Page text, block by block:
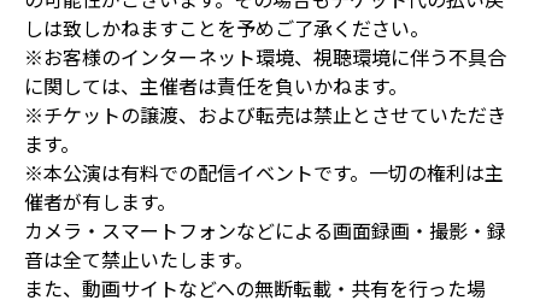
しは致しかねますことを予めご了承ください。
※お客様のインターネット環境、視聴環境に伴う不具合
に関しては、主催者は責任を負いかねます。
※チケットの譲渡、および転売は禁止とさせていただき
ます。
※本公演は有料での配信イベントです。一切の権利は主
催者が有します。
カメラ・スマートフォンなどによる画面録画・撮影・録
音は全て禁止いたします。
また、動画サイトなどへの無断転載・共有を行った場